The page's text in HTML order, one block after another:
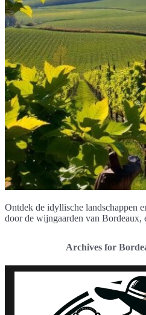
Ontdek de idyllische landschappen
door de wijngaarden van Bordeaux,
Archives for